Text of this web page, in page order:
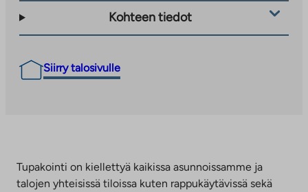
Kohteen tiedot
Siirry talosivulle
Tupakointi on kiellettyä kaikissa asunnoissamme ja
talojen yhteisissä tiloissa kuten rappukäytävissä sekä